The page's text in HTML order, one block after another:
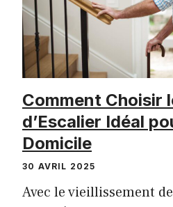
Comment Choisir
d’Escalier Idéal
Domicile
30 AVRIL 2025
Avec le vieillissement